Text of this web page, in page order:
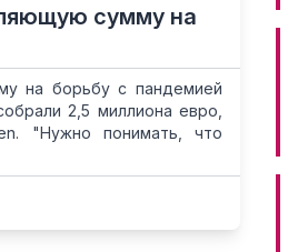
сумму на
на борьбу с пандемией
2,5 миллиона евро,
"Нужно понимать, что